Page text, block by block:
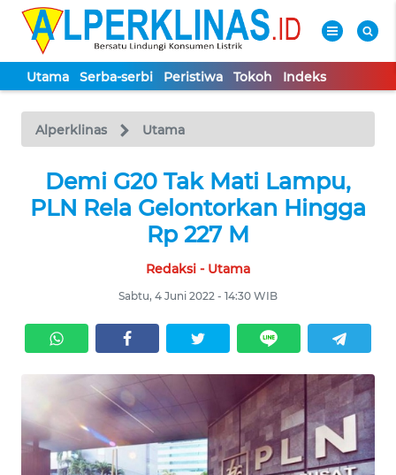
Utama Serba-serbi Peristiwa Tokoh Indeks
Alperklinas Utama
Demi G20 Tak Mati Lampu,
PLN Rela Gelontorkan Hingga
Rp 227 M
Redaksi - Utama
Sabtu, 4 Juni 2022 - 14:30 WIB
TV
Tutup
UTAMA
TOKOH
INDEKS
BERITA